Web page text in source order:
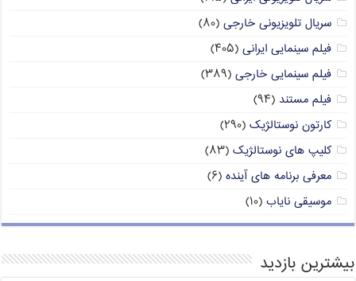
سریال تلویزیونی خارجی (۸۰)
فیلم سینمایی ایرانی (۴۰۵)
فیلم سینمایی خارجی (۳۸۹)
فیلم مستند (۹۴)
کارتون نوستالژیک (۲۹۰)
کلیپ های نوستالژیک (۸۳)
معرفی برنامه های آینده (۶)
موسیقی نایاب (۱۰)
بیشترین بازدید